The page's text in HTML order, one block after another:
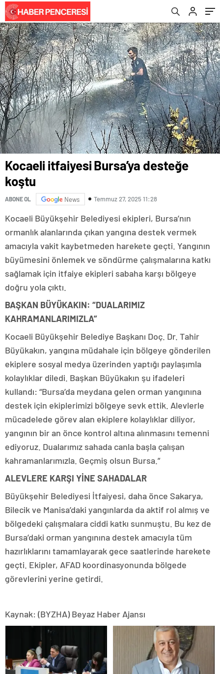
Kocaeli itfaiyesi Bursa’ya desteğe
koştu
ABONE OL News Temmuz 27, 2025 11:28
Kocaeli Büyükşehir Belediyesi ekipleri, Bursa’nın
ormanlık alanlarında çıkan yangına destek vermek
amacıyla vakit kaybetmeden harekete geçti. Yangının
büyümesini önlemek ve söndürme çalışmalarına katkı
sağlamak için itfaiye ekipleri sabaha karşı bölgeye
doğru yola çıktı.
BAŞKAN BÜYÜKAKIN: “DUALARIMIZ
KAHRAMANLARIMIZLA”
Kocaeli Büyükşehir Belediye Başkanı Doç. Dr. Tahir
Büyükakın, yangına müdahale için bölgeye gönderilen
ekiplere sosyal medya üzerinden yaptığı paylaşımla
kolaylıklar diledi. Başkan Büyükakın şu ifadeleri
kullandı: “Bursa’da meydana gelen orman yangınına
destek için ekiplerimizi bölgeye sevk ettik. Alevlerle
mücadelede görev alan ekiplere kolaylıklar diliyor,
yangının bir an önce kontrol altına alınmasını temenni
ediyoruz. Dualarımız sahada canla başla çalışan
kahramanlarımızla. Geçmiş olsun Bursa.”
ALEVLERE KARŞI YİNE SAHADALAR
Büyükşehir Belediyesi İtfaiyesi, daha önce Sakarya,
Bilecik ve Manisa’daki yangınlarda da aktif rol almış ve
bölgedeki çalışmalara ciddi katkı sunmuştu. Bu kez de
Bursa’daki orman yangınına destek amacıyla tüm
hazırlıklarını tamamlayarak gece saatlerinde harekete
geçti. Ekipler, AFAD koordinasyonunda bölgede
görevlerini yerine getirdi.
Kaynak: (BYZHA) Beyaz Haber Ajansı